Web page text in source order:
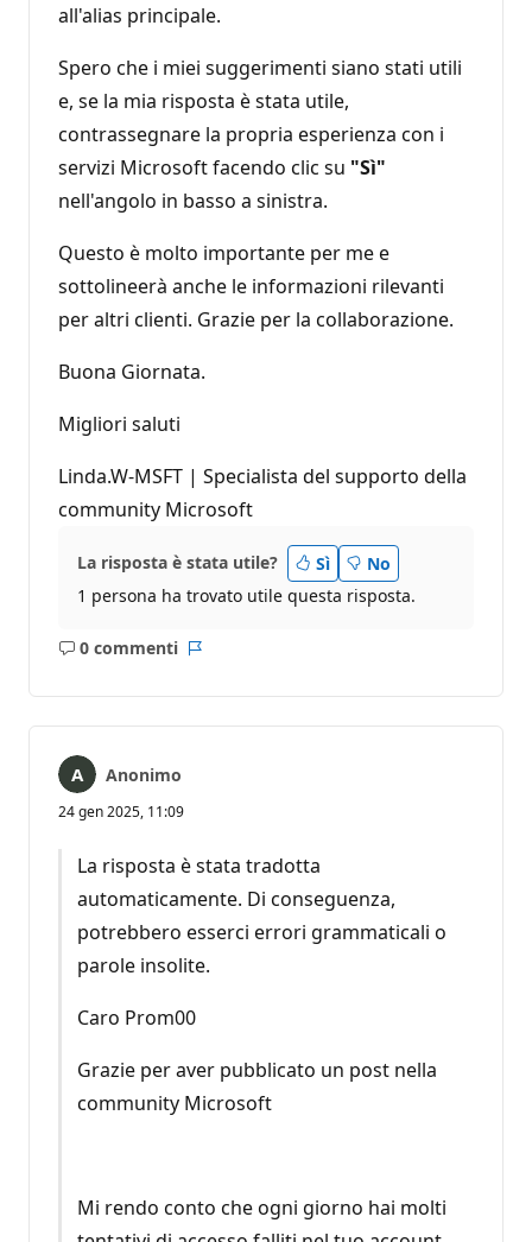
all'alias principale.
Spero che i miei suggerimenti siano stati utili
e, se la mia risposta è stata utile,
contrassegnare la propria esperienza con i
servizi Microsoft facendo clic su "Sì"
nell'angolo in basso a sinistra.
Questo è molto importante per me e
sottolineerà anche le informazioni rilevanti
per altri clienti. Grazie per la collaborazione.
Buona Giornata.
Migliori saluti
Linda.W-MSFT | Specialista del supporto della
community Microsoft
La risposta è stata utile? Sì
No
1 persona ha trovato utile questa risposta.
0 commenti
Nessun
Anonimo
24 gen 2025, 11:09
La risposta è stata tradotta
automaticamente. Di conseguenza,
potrebbero esserci errori grammaticali o
parole insolite.
Caro Prom00
Grazie per aver pubblicato un post nella
community Microsoft
Mi rendo conto che ogni giorno hai molti